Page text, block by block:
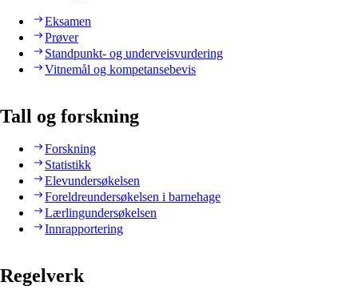
Eksamen
Prøver
Standpunkt- og underveisvurdering
Vitnemål og kompetansebevis
Tall og forskning
Forskning
Statistikk
Elevundersøkelsen
Foreldreundersøkelsen i barnehage
Lærlingundersøkelsen
Innrapportering
Regelverk